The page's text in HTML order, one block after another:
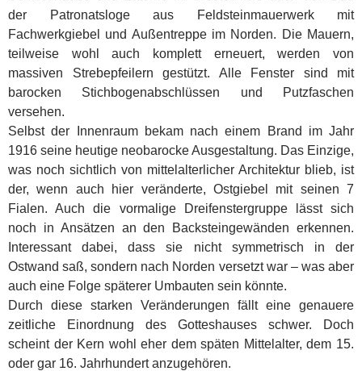
der Patronatsloge aus Feldsteinmauerwerk mit
Fachwerkgiebel und Außentreppe im Norden. Die Mauern,
teilweise wohl auch komplett erneuert, werden von
massiven Strebepfeilern gestützt. Alle Fenster sind mit
barocken Stichbogenabschlüssen und Putzfaschen
versehen.
Selbst der Innenraum bekam nach einem Brand im Jahr
1916 seine heutige neobarocke Ausgestaltung. Das Einzige,
was noch sichtlich von mittelalterlicher Architektur blieb, ist
der, wenn auch hier veränderte, Ostgiebel mit seinen 7
Fialen. Auch die vormalige Dreifenstergruppe lässt sich
noch in Ansätzen an den Backsteingewänden erkennen.
Interessant dabei, dass sie nicht symmetrisch in der
Ostwand saß, sondern nach Norden versetzt war – was aber
auch eine Folge späterer Umbauten sein könnte.
Durch diese starken Veränderungen fällt eine genauere
zeitliche Einordnung des Gotteshauses schwer. Doch
scheint der Kern wohl eher dem späten Mittelalter, dem 15.
oder gar 16. Jahrhundert anzugehören.